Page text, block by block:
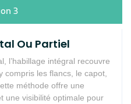
3
Ou Partiel
l’habillage intégral recouvre
compris les flancs, le capot,
méthode offre une
une visibilité optimale pour